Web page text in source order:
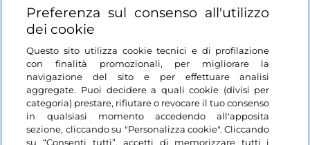
Login
Restiamo in contatto
Preferenza sul consenso all'utilizzo
dei cookie
Questo sito utilizza cookie tecnici e di profilazione
con finalità promozionali, per migliorare la
navigazione del sito e per effettuare analisi
aggregate. Puoi decidere a quali cookie (divisi per
categoria) prestare, rifiutare o revocare il tuo consenso
in qualsiasi momento accedendo all'apposita
sezione, cliccando su "Personalizza cookie". Cliccando
su “Consenti tutti”, accetti di memorizzare tutti i